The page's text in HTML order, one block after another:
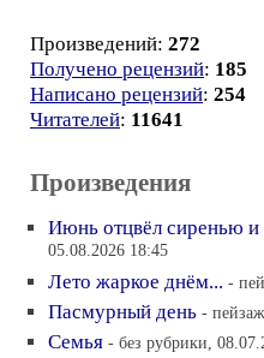
Произведений: 272
Получено рецензий: 185
Написано рецензий: 254
Читателей: 11641
Произведения
Июнь отцвёл сиренью и
05.08.2026 18:45
Лето жаркое днём... -
Пасмурный день -
Семья - без рубрики,